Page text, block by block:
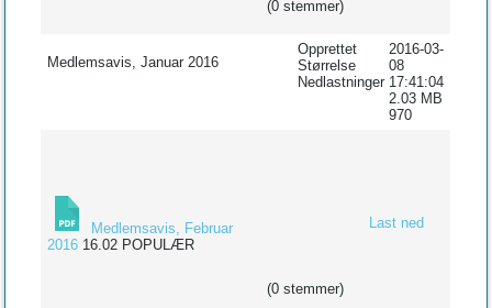
(0 stemmer)
Medlemsavis, Januar 2016
Opprettet
Størrelse
Nedlastninger
2016-03-
08
17:41:04
2.03 MB
970
Medlemsavis, Februar
2016 16.02 POPULÆR
(0 stemmer)
Last ned